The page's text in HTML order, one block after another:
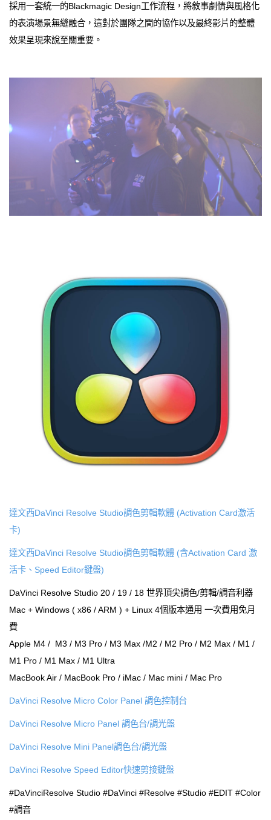
採用一套統一的Blackmagic Design工作流程，將敘事劇情與風格化
的表演場景無縫融合，這對於團隊之間的協作以及最終影片的整體
效果呈現來說至關重要。
達文西DaVinci Resolve Studio調色剪輯軟體 (Activation Card激活
卡)
達文西DaVinci Resolve Studio調色剪輯軟體 (含Activation Card 激
活卡、Speed Editor鍵盤)
DaVinci Resolve Studio 20 / 19 / 18 世界頂尖調色/剪輯/調音利器
Mac + Windows ( x86 / ARM ) + Linux 4個版本通用 一次費用免月
費
Apple M4 / M3 / M3 Pro / M3 Max /M2 / M2 Pro / M2 Max / M1 /
M1 Pro / M1 Max / M1 Ultra
MacBook Air / MacBook Pro / iMac / Mac mini / Mac Pro
DaVinci Resolve Micro Color Panel 調色控制台
DaVinci Resolve Micro Panel 調色台/調光盤
DaVinci Resolve Mini Panel調色台/調光盤
DaVinci Resolve Speed Editor快速剪接鍵盤
#DaVinciResolve Studio #DaVinci #Resolve #Studio #EDIT #Color
#調音